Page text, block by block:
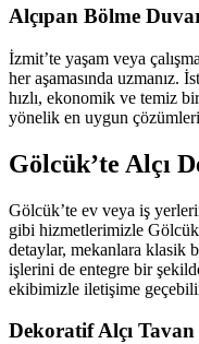
Alçıpan Bölme
İzmit’te yaşam veya
her aşamasında uzmanız.
hızlı, ekonomik ve temiz
yönelik en uygun
Gölcük’te Alçı
Gölcük’te ev veya iş
gibi hizmetlerimizle
detaylar, mekanlara klasik
işlerini de entegre bir
ekibimizle iletişime
Dekoratif Alçı